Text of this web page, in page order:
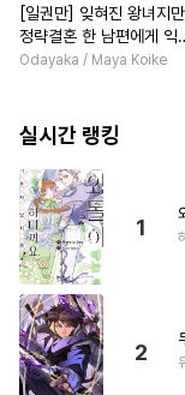
[일권만] 잊혀진 왕녀지만
정략결혼 한 남편에게 익
받고 있습니다 [단행본]
Odayaka / Maya Koike
실시간 랭킹
1
2